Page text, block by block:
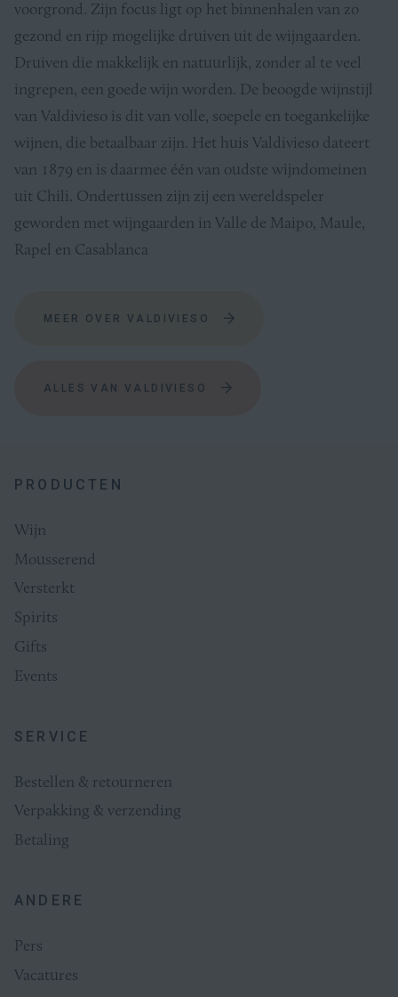
voorgrond. Zijn focus ligt op het binnenhalen van zo
gezond en rijp mogelijke druiven uit de wijngaarden.
Druiven die makkelijk en natuurlijk, zonder al te veel
ingrepen, een goede wijn worden. De beoogde wijnstijl
van Valdivieso is dit van volle, soepele en toegankelijke
wijnen, die betaalbaar zijn. Het huis Valdivieso dateert
van 1879 en is daarmee één van oudste wijndomeinen
uit Chili. Ondertussen zijn zij een wereldspeler
geworden met wijngaarden in Valle de Maipo, Maule,
Rapel en Casablanca
MEER OVER VALDIVIESO
ALLES VAN VALDIVIESO
PRODUCTEN
Wijn
Mousserend
Versterkt
Spirits
Gifts
Events
SERVICE
Bestellen & retourneren
Verpakking & verzending
Betaling
ANDERE
Pers
Vacatures